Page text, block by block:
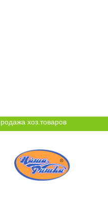
хоз.товаров